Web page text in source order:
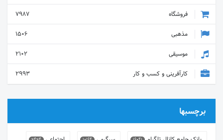
فروشگاه
7987
مذهبی
1506
موسیقی
2102
کارآفرینی و کسب و کار
2993
برچسبها